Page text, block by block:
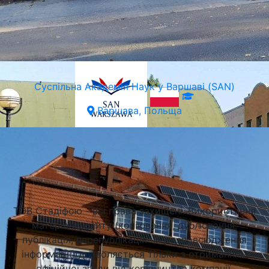
Суспільна Академія Наук у Варшаві (SAN)
Варшава, Польща
Підібрати університет
ТОВ Стадіфою - всі права захищені. Використання
матеріалів сайту (копіювання, дублювання,
публікація, перепублікація чи розповсюдження
інформації) дозволяється тільки з отриманням